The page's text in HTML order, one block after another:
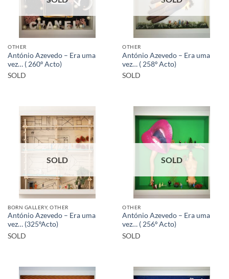
OTHER
António Azevedo – Era uma
vez… ( 260º Acto)
SOLD
OTHER
António Azevedo – Era uma
vez… ( 258º Acto)
SOLD
SOLD
BORN GALLERY, OTHER
António Azevedo – Era uma
vez… (325ºActo)
SOLD
SOLD
OTHER
António Azevedo – Era uma
vez… ( 256º Acto)
SOLD